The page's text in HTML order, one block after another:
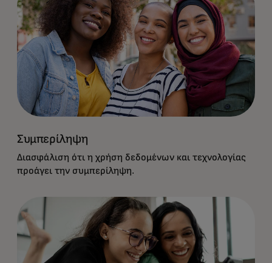
Συμπερίληψη
Διασφάλιση ότι η χρήση δεδομένων και τεχνολογίας
προάγει την συμπερίληψη.